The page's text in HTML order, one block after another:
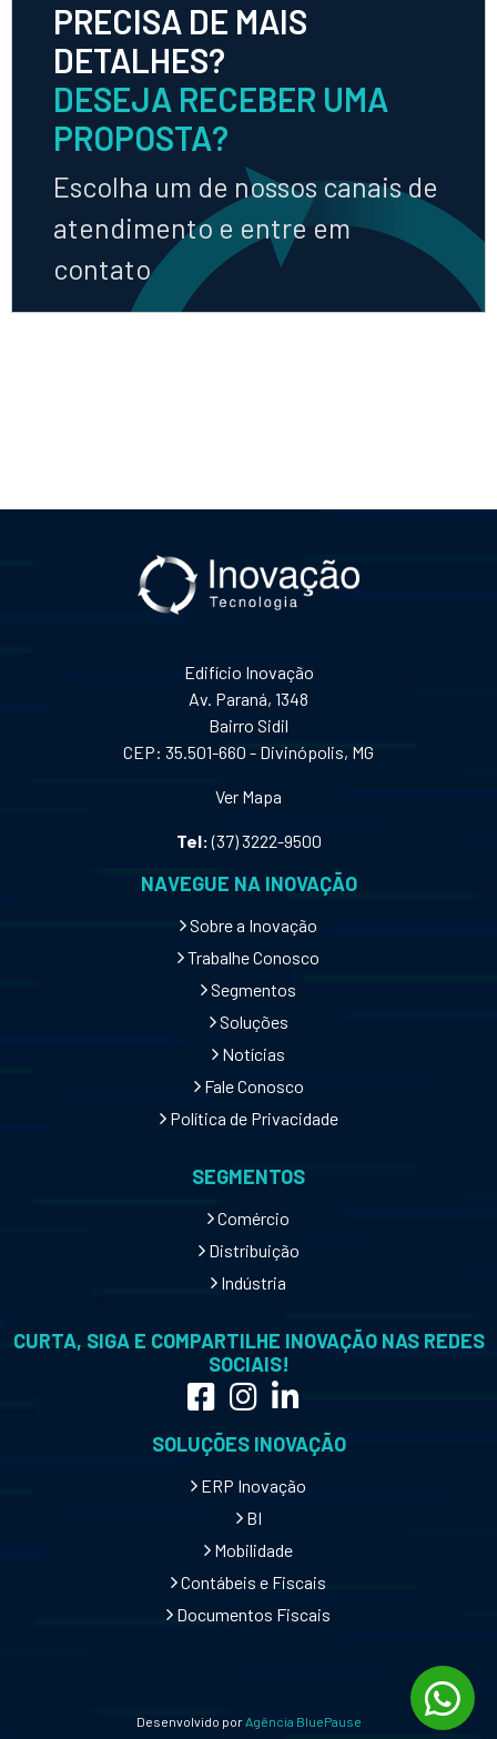
PRECISA DE MAIS
DETALHES?
DESEJA RECEBER UMA
PROPOSTA?
Escolha um de nossos canais de
atendimento e entre em
contato
Edifício Inovação
Av. Paraná, 1348
Bairro Sidil
CEP: 35.501-660 - Divinópolis, MG
Ver Mapa
Tel:(37) 3222-9500
NAVEGUE NA INOVAÇÃO
Sobre a Inovação
Trabalhe Conosco
Segmentos
Soluções
Notícias
Fale Conosco
Política de Privacidade
SEGMENTOS
Comércio
Distribuição
Indústria
CURTA, SIGA E COMPARTILHE INOVAÇÃO NAS REDES
SOCIAIS!
SOLUÇÕES INOVAÇÃO
ERP Inovação
BI
Mobilidade
Contábeis e Fiscais
Documentos Fiscais
Desenvolvido por Agência BluePause